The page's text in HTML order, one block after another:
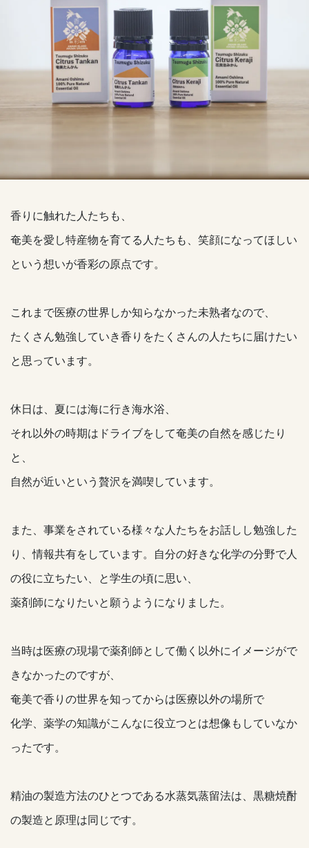
香りに触れた人たちも、
奄美を愛し特産物を育てる人たちも、笑顔になってほしい
という想いが香彩の原点です。
これまで医療の世界しか知らなかった未熟者なので、
たくさん勉強していき香りをたくさんの人たちに届けたい
と思っています。
休日は、夏には海に行き海水浴、
それ以外の時期はドライブをして奄美の自然を感じたり
と、
自然が近いという贅沢を満喫しています。
また、事業をされている様々な人たちをお話しし勉強した
り、情報共有をしています。自分の好きな化学の分野で人
の役に立ちたい、と学生の頃に思い、
薬剤師になりたいと願うようになりました。
当時は医療の現場で薬剤師として働く以外にイメージがで
きなかったのですが、
奄美で香りの世界を知ってからは医療以外の場所で
化学、薬学の知識がこんなに役立つとは想像もしていなか
ったです。
精油の製造方法のひとつである水蒸気蒸留法は、黒糖焼酎
の製造と原理は同じです。